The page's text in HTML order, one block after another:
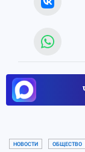
НОВОСТИ ОБЩЕСТВО